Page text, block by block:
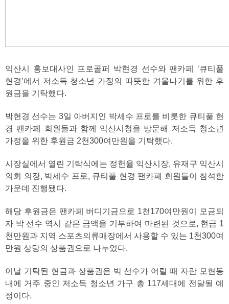
익산시 홍보대사인 프로골퍼 박현경 선수와 팬카페 ‘큐티풀
현경’에서 저소득 청소년 가정의 따뜻한 겨울나기를 위한 후
원금을 기탁했다.
박현경 선수는 3일 아버지인 박세수 프로를 비롯한 큐티풀 현
경 팬카페 회원들과 함께 익산시청을 방문해 저소득 청소년
가정을 위한 후원금 2천300여만원을 기탁했다.
시장실에서 열린 기탁식에는 정헌율 익산시장, 유재구 익산시
의회 의장, 박세수 프로, 큐티풀 현경 팬카페 회원들이 참석한
가운데 진행됐다.
해당 후원금은 팬카페 버디기금으로 1천170여만원이 모금되
자 박 선수 역시 같은 금액을 기부하여 마련된 것으로, 현금 1
천만원과 지역 스포츠의류매장에서 사용할 수 있는 1천300여
만원 상당의 상품권으로 나누었다.
이날 기탁된 현금과 상품권은 박 선수가 어릴 때 자란 모현동
내에 거주 중인 저소득 청소년 가구 총 117세대에 전달될 예
정이다.